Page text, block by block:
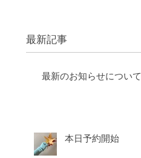
最新記事
最新のお知らせについて
本日予約開始